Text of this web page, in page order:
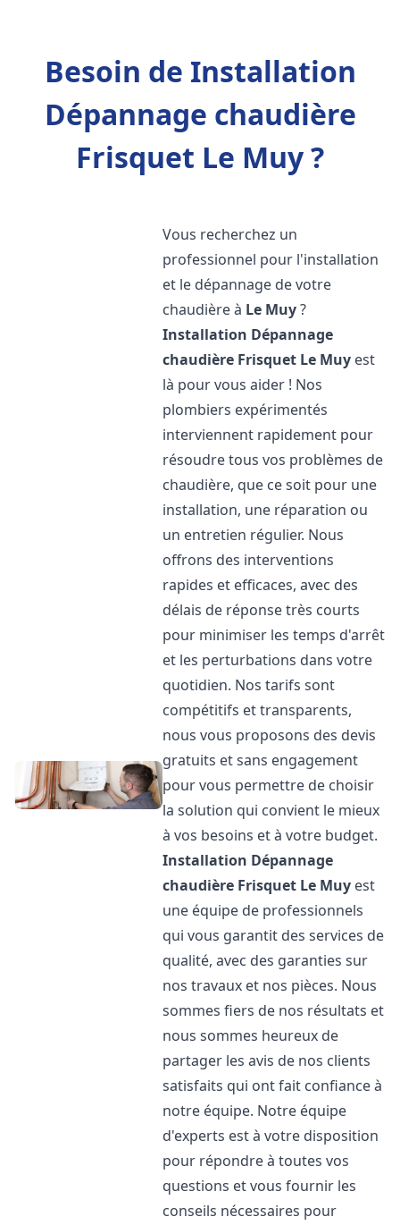
Besoin de Installation
Dépannage chaudière
Frisquet Le Muy ?
Vous recherchez un
professionnel pour l'installation
et le dépannage de votre
chaudière à Le Muy?
Installation Dépannage
chaudière Frisquet Le Muy est
là pour vous aider ! Nos
plombiers expérimentés
interviennent rapidement pour
résoudre tous vos problèmes de
chaudière, que ce soit pour une
installation, une réparation ou
un entretien régulier. Nous
offrons des interventions
rapides et efficaces, avec des
délais de réponse très courts
pour minimiser les temps d'arrêt
et les perturbations dans votre
quotidien. Nos tarifs sont
compétitifs et transparents,
nous vous proposons des devis
gratuits et sans engagement
pour vous permettre de choisir
la solution qui convient le mieux
à vos besoins et à votre budget.
Installation Dépannage
chaudière Frisquet Le Muy est
une équipe de professionnels
qui vous garantit des services de
qualité, avec des garanties sur
nos travaux et nos pièces. Nous
sommes fiers de nos résultats et
nous sommes heureux de
partager les avis de nos clients
satisfaits qui ont fait confiance à
notre équipe. Notre équipe
d'experts est à votre disposition
pour répondre à toutes vos
questions et vous fournir les
conseils nécessaires pour